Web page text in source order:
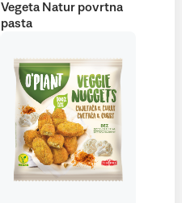
Vegeta Natur povrtna
pasta